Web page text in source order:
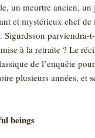
un meurtre ancien, un
et mystérieux chef de
Sigurdsson parviendra-
à la retraite ? Le
de l’enquête
plusieurs années, et
beings